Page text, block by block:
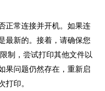
正常连接并开机。如果连
最新的。接着，请确保您
制，尝试打印其他文件以
果问题仍然存在，重新启
打印。